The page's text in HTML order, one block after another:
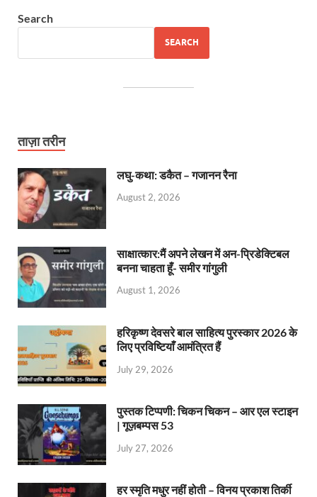
Search
SEARCH
ताज़ा तरीन
लघु-कथा: डकैत – गजानन रैना
August 2, 2026
साक्षात्कार:मैं अपने लेखन में अन-प्रिडेक्टिबल
बनना चाहता हूँ- समीर गांगुली
August 1, 2026
हरिकृष्ण देवसरे बाल साहित्य पुरस्कार 2026 के
लिए प्रविष्टियाँ आमंत्रित हैं
July 29, 2026
पुस्तक टिप्पणी: चिकन चिकन – आर एल स्टाइन
| गूज़बम्पस 53
July 27, 2026
हर स्मृति मधुर नहीं होती – विनय प्रकाश तिर्की